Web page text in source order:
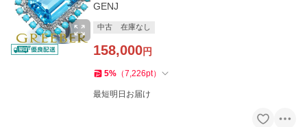
GENJ
中古 在庫なし
158,000円
5% （7,226pt）
最短明日お届け